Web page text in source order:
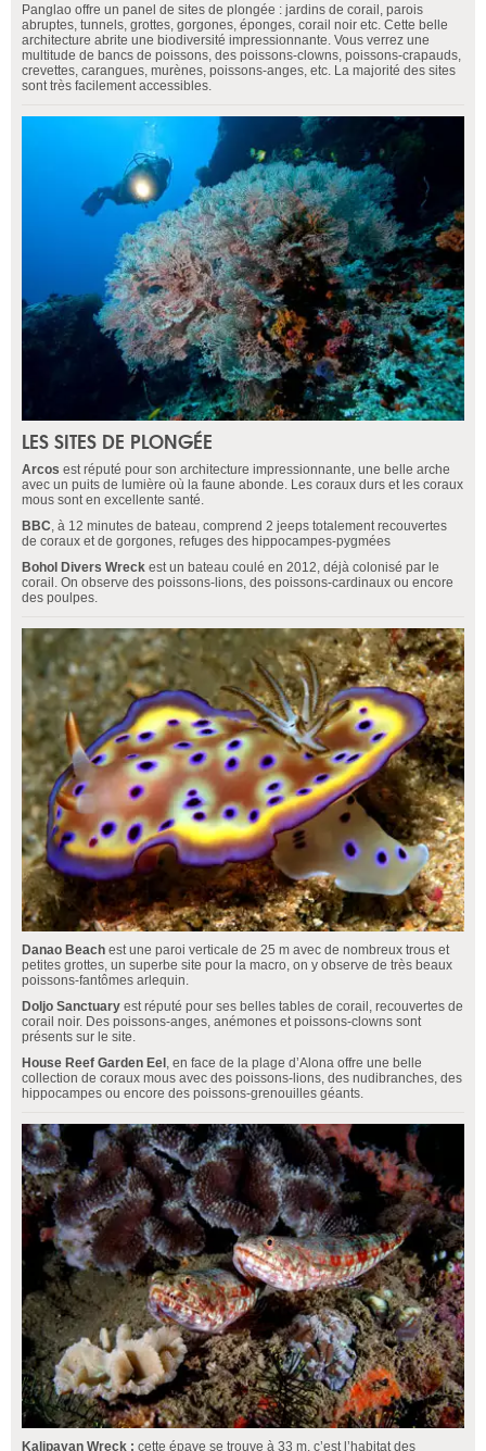
Panglao offre un panel de sites de plongée : jardins de corail, parois
abruptes, tunnels, grottes, gorgones, éponges, corail noir etc. Cette belle
architecture abrite une biodiversité impressionnante. Vous verrez une
multitude de bancs de poissons, des poissons-clowns, poissons-crapauds,
crevettes, carangues, murènes, poissons-anges, etc. La majorité des sites
sont très facilement accessibles.
LES SITES DE PLONGÉE
Arcos est réputé pour son architecture impressionnante, une belle arche
avec un puits de lumière où la faune abonde. Les coraux durs et les coraux
mous sont en excellente santé.
BBC , à 12 minutes de bateau, comprend 2 jeeps totalement recouvertes
de coraux et de gorgones, refuges des hippocampes-pygmées
Bohol Divers Wreck est un bateau coulé en 2012, déjà colonisé par le
corail. On observe des poissons-lions, des poissons-cardinaux ou encore
des poulpes.
Danao Beach est une paroi verticale de 25 m avec de nombreux trous et
petites grottes, un superbe site pour la macro, on y observe de très beaux
poissons-fantômes arlequin.
Doljo Sanctuary est réputé pour ses belles tables de corail, recouvertes de
corail noir. Des poissons-anges, anémones et poissons-clowns sont
présents sur le site.
House Reef Garden Eel , en face de la plage d’Alona offre une belle
collection de coraux mous avec des poissons-lions, des nudibranches, des
hippocampes ou encore des poissons-grenouilles géants.
Kalipayan Wreck : cette épave se trouve à 33 m, c’est l’habitat des